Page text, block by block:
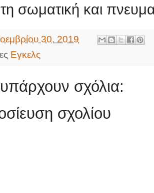
σωματική και
30, 2019
Εγκελς
σχόλια:
σχολίου